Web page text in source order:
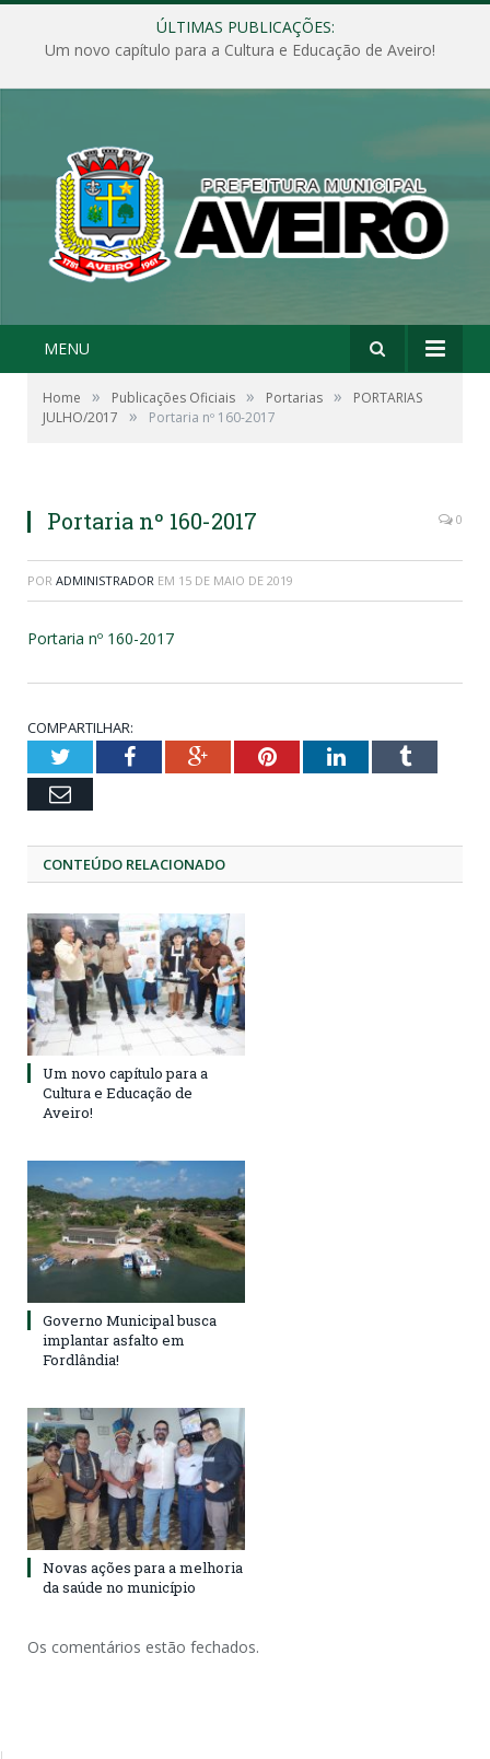
ÚLTIMAS PUBLICAÇÕES:
Um novo capítulo para a Cultura e Educação de Aveiro!
MENU
Home » Publicações Oficiais » Portarias »
PORTARIAS
JULHO/2017
» Portaria nº 160-2017
Portaria nº 160-2017 0
POR ADMINISTRADOR EM 15 DE MAIO DE 2019
Portaria nº 160-2017
COMPARTILHAR:
TwitterFacebookGoogle+PinterestLinkedInTumblr
Email
CONTEÚDO RELACIONADO
Um novo capítulo para a
Cultura e Educação de
Aveiro!
Governo Municipal busca
implantar asfalto em
Fordlândia!
Novas ações para a melhoria
da saúde no município
Os comentários estão fechados.